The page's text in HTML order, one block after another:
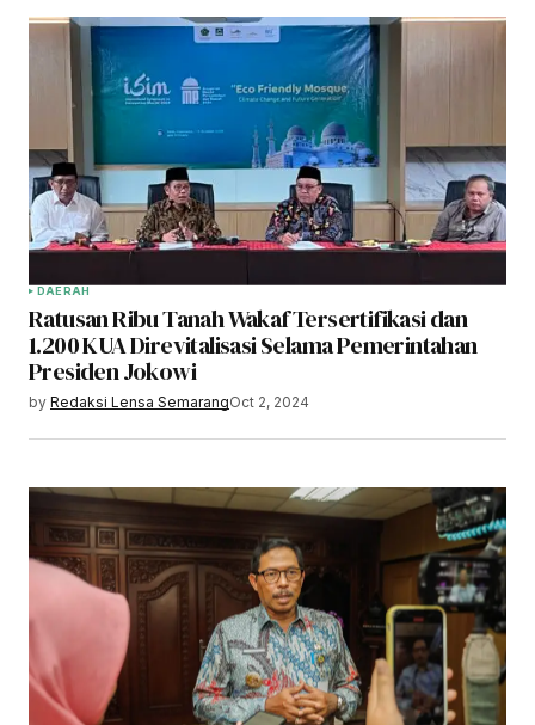
DAERAH
Ratusan Ribu Tanah Wakaf Tersertifikasi dan
1.200 KUA Direvitalisasi Selama Pemerintahan
Presiden Jokowi
by Redaksi Lensa SemarangOct 2, 2024